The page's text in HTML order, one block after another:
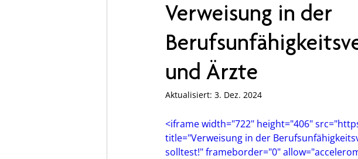
Verweisung in der
und Ärzte
Aktualisiert: 3. Dez. 2024
<iframe width="722" height="406"
title="Verweisung in der
solltest!" frameborder="0"